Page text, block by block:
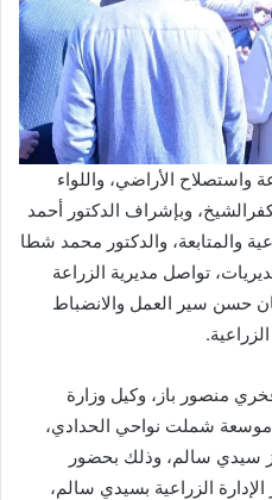
واستصلاح الأراضي، واللواء
وبإشراف الدكتور أحمد
والمتابعة، والدكتور محمد شطا
تواصل مديرية الزراعة
حسن سير العمل والانضباط
منصور باز، وكيل وزارة
موسعة شملت نواحي الحدادي،
سيدي سالم، وذلك بحضور
الزراعية بسيدي سالم،